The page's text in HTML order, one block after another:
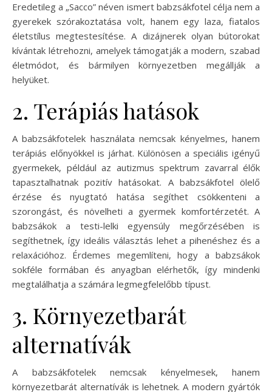
Eredetileg a „Sacco” néven ismert babzsákfotel célja nem a
gyerekek szórakoztatása volt, hanem egy laza, fiatalos
életstílus megtestesítése. A dizájnerek olyan bútorokat
kívántak létrehozni, amelyek támogatják a modern, szabad
életmódot, és bármilyen környezetben megállják a
helyüket.
2. Terápiás hatások
A babzsákfotelek használata nemcsak kényelmes, hanem
terápiás előnyökkel is járhat. Különösen a speciális igényű
gyermekek, például az autizmus spektrum zavarral élők
tapasztalhatnak pozitív hatásokat. A babzsákfotel ölelő
érzése és nyugtató hatása segíthet csökkenteni a
szorongást, és növelheti a gyermek komfortérzetét. A
babzsákok a testi-lelki egyensúly megőrzésében is
segíthetnek, így ideális választás lehet a pihenéshez és a
relaxációhoz. Érdemes megemlíteni, hogy a babzsákok
sokféle formában és anyagban elérhetők, így mindenki
megtalálhatja a számára legmegfelelőbb típust.
3. Környezetbarát
alternatívák
A babzsákfotelek nemcsak kényelmesek, hanem
környezetbarát alternatívák is lehetnek. A modern gyártók